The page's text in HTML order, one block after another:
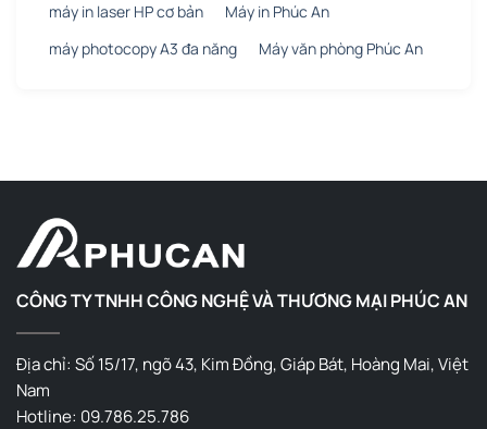
máy in laser HP cơ bản
Máy in Phúc An
máy photocopy A3 đa năng
Máy văn phòng Phúc An
CÔNG TY TNHH CÔNG NGHỆ VÀ THƯƠNG MẠI PHÚC AN
Địa chỉ: Số 15/17, ngõ 43, Kim Đồng, Giáp Bát, Hoàng Mai, Việt
Nam
Hotline: 09.786.25.786